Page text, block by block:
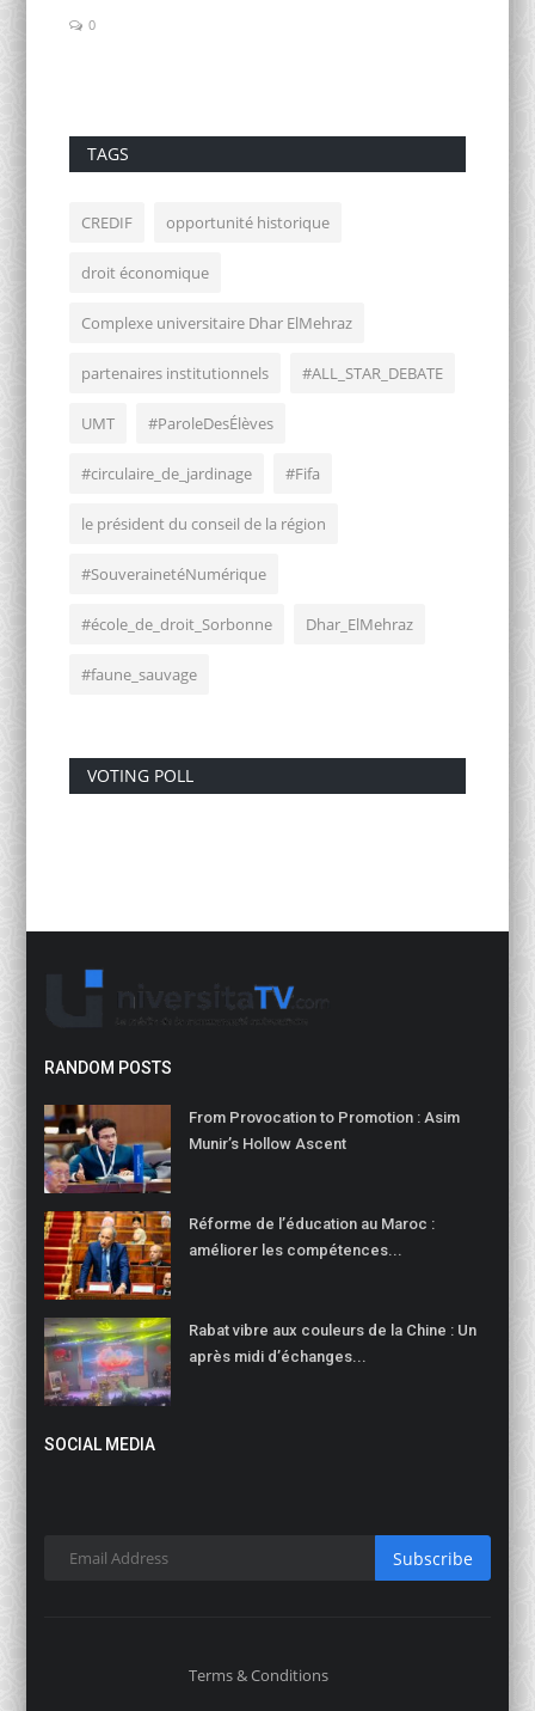
0
TAGS
CREDIF opportunité historique
droit économique
Complexe universitaire Dhar ElMehraz
partenaires institutionnels #ALL_STAR_DEBATE
UMT #ParoleDesÉlèves
#circulaire_de_jardinage #Fifa
le président du conseil de la région
#SouverainetéNumérique
#école_de_droit_Sorbonne Dhar_ElMehraz
#faune_sauvage
VOTING POLL
RANDOM POSTS
From Provocation to Promotion : Asim
Munir’s Hollow Ascent
Réforme de l’éducation au Maroc :
améliorer les compétences...
Rabat vibre aux couleurs de la Chine : Un
après midi d’échanges...
SOCIAL MEDIA
Subscribe
Terms & Conditions